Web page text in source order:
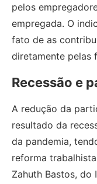
pelos
empregada. O
fato de as
diretamente pelas
Recessão e
A redução da
resultado da
da pandemia,
reforma
Zahuth Bastos, do